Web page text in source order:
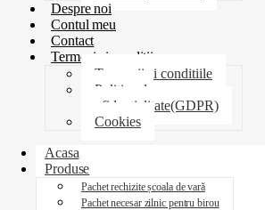
Despre noi
Contul meu
Contact
Termeni si conditii
Termenii si conditiile
Politica de
confidentialitate(GDPR)
Cookies
Acasa
Produse
Pachet rechizite școala de vară
Pachet necesar zilnic pentru birou